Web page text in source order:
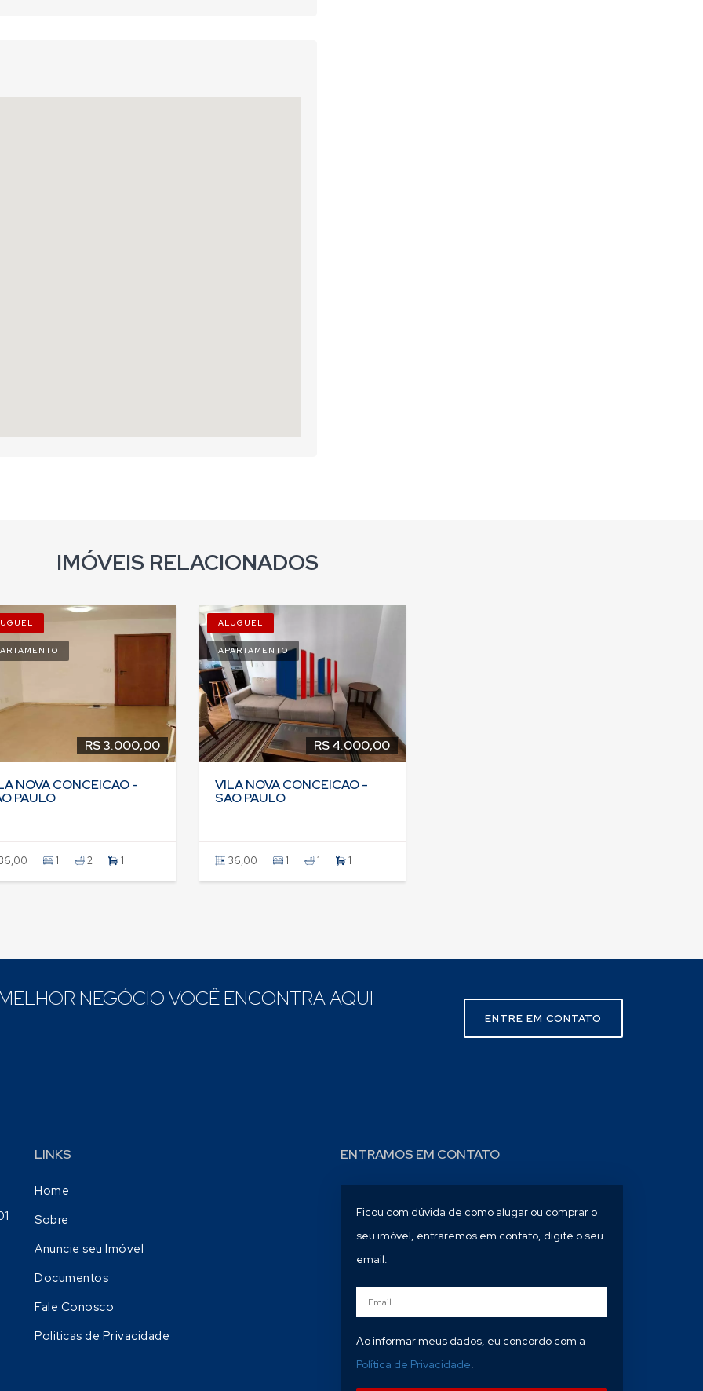
IMÓVEIS RELACIONADOS
R$ 3.000,00
NOVA CONCEICAO -
PAULO
1 2 1
ALUGUEL
APARTAMENTO
R$ 4.000,00
VILA NOVA CONCEICAO -
SAO PAULO
36,00 1 1 1
NEGÓCIO VOCÊ ENCONTRA AQUI
ENTRE EM CONTATO
LINKS
Home
Sobre
Anuncie seu Imóvel
Documentos
Fale Conosco
Politicas de Privacidade
ENTRAMOS EM CONTATO
Ficou com dúvida de como alugar ou comprar o
seu imóvel, entraremos em contato, digite o seu
email.
Ao informar meus dados, eu concordo com a
Política de Privacidade.